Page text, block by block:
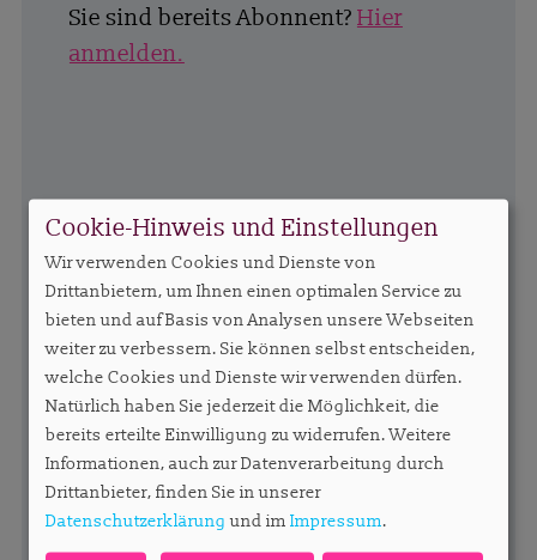
Sie sind bereits Abonnent? Hier
anmelden.
Cookie-Hinweis und Einstellungen
Wir verwenden Cookies und Dienste von
Drittanbietern, um Ihnen einen optimalen Service zu
bieten und auf Basis von Analysen unsere Webseiten
weiter zu verbessern. Sie können selbst entscheiden,
welche Cookies und Dienste wir verwenden dürfen.
Natürlich haben Sie jederzeit die Möglichkeit, die
bereits erteilte Einwilligung zu widerrufen. Weitere
Informationen, auch zur Datenverarbeitung durch
Drittanbieter, finden Sie in unserer
Datenschutzerklärung und im Impressum.